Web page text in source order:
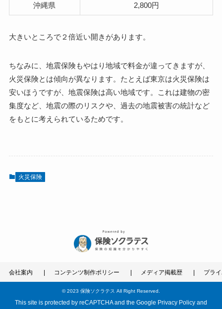
沖縄県 2,800円
大きいところで２倍近い開きがあります。
ちなみに、地震保険もやはり地域で料金が違ってきますが、
火災保険とは傾向が異なります。たとえば東京は火災保険は
安いほうですが、地震保険は高い地域です。これは建物の密
集度など、地震の際のリスクや、過去の地震被害の統計など
をもとに考えられているためです。
火災保険
会社案内 コンテンツ制作ポリシー メディア掲載歴 プラ
©2023 保険ソクラテス All Right Reserved.
This site is protected by reCAPTCHA and the Google Privacy Policy and